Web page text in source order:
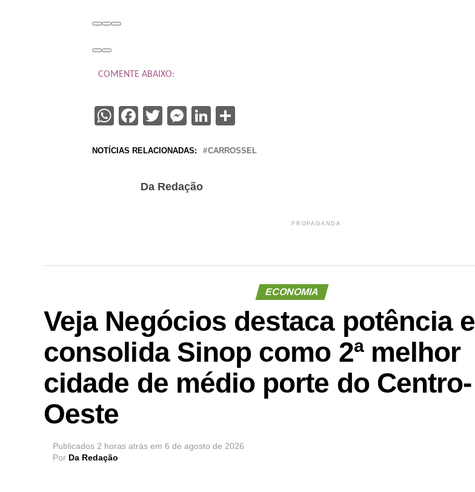
COMENTE ABAIXO:
WhatsApp
Facebook
Twitter
Messenger
LinkedIn
NOTÍCIAS RELACIONADAS: CARROSSEL
Da Redação
PROPAGANDA
ECONOMIA
Veja Negócios destaca potência e
consolida Sinop como 2ª melhor
cidade de médio porte do Centro-
Oeste
Publicados 2 horas atrás em 6 de agosto de 2026
Por Da Redação